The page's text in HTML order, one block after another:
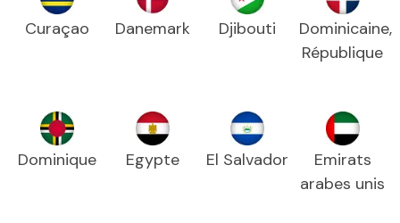
Curaçao Danemark Djibouti
Dominicaine,
République
Dominique Egypte El Salvador
Emirats
arabes unis